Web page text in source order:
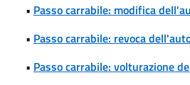
• Passo carrabile: modifica
• Passo carrabile: revoca
• Passo carrabile: volturazione